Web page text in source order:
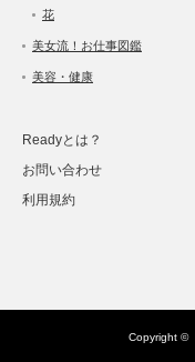
花
美女流！お仕事図鑑
美容・健康
Readyとは？
お問い合わせ
利用規約
Copyright ©